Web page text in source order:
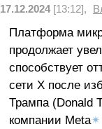
17.12.2024[13:12],
Платформа
продолжает
способствует
сети X после
Трампа (Donald
компании Meta✴